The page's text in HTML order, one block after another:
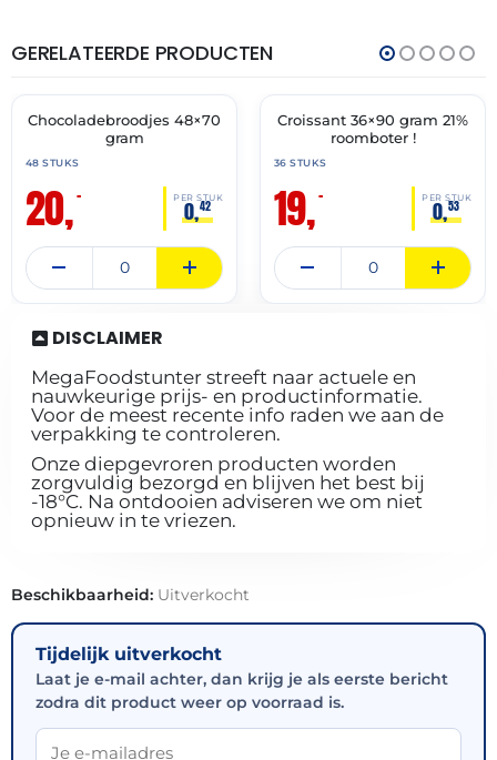
GERELATEERDE PRODUCTEN
🔥 OP=OP
THT:
31-
Chocoladebroodjes 48×70
gram
48 STUKS
20,– PER STUK
0,42
🔥 OP=OP
Croissant 36×90 gram 21%
roomboter !
36 STUKS
19,– PER STUK
0,53
DISCLAIMER
MegaFoodstunter streeft naar actuele en
nauwkeurige prijs- en productinformatie.
Voor de meest recente info raden we aan de
verpakking te controleren.
Onze diepgevroren producten worden
zorgvuldig bezorgd en blijven het best bij
-18°C. Na ontdooien adviseren we om niet
opnieuw in te vriezen.
Beschikbaarheid: Uitverkocht
Tijdelijk uitverkocht
Laat je e-mail achter, dan krijg je als eerste bericht
zodra dit product weer op voorraad is.